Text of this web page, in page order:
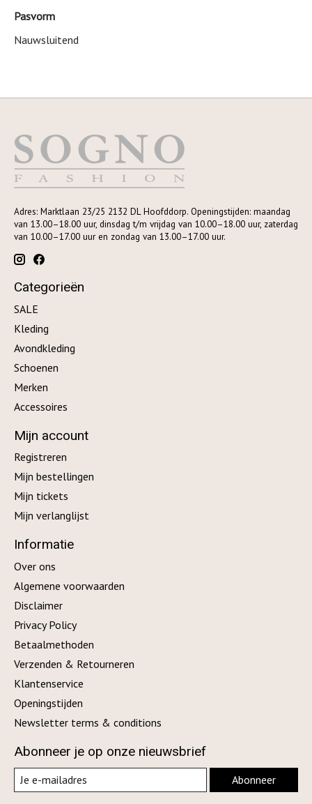
Pasvorm
Nauwsluitend
Adres: Marktlaan 23/25 2132 DL Hoofddorp. Openingstijden: maandag
van 13.00–18.00 uur, dinsdag t/m vrijdag van 10.00–18.00 uur, zaterdag
van 10.00–17.00 uur en zondag van 13.00–17.00 uur.
Categorieën
SALE
Kleding
Avondkleding
Schoenen
Merken
Accessoires
Mijn account
Registreren
Mijn bestellingen
Mijn tickets
Mijn verlanglijst
Informatie
Over ons
Algemene voorwaarden
Disclaimer
Privacy Policy
Betaalmethoden
Verzenden & Retourneren
Klantenservice
Openingstijden
Newsletter terms & conditions
Abonneer je op onze nieuwsbrief
Abonneer